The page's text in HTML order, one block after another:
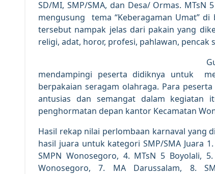
SD/MI, SMP/SMA, dan Desa/ Ormas.
mengusung tema “Keberagaman Umat” di
tersebut nampak jelas dari pakain yang
religi, adat, horor, profesi, pahlawan, pencak
mendampingi peserta didiknya untuk
berpakaian seragam olahraga. Para
antusias dan semangat dalam kegiatan
penghormatan depan kantor Kecamatan
Hasil rekap nilai perlombaan karnaval yang
hasil juara untuk kategori SMP/SMA Juara
SMPN Wonosegoro, 4. MTsN 5 Boyolali,
Wonosegoro, 7. MA Darussalam, 8.